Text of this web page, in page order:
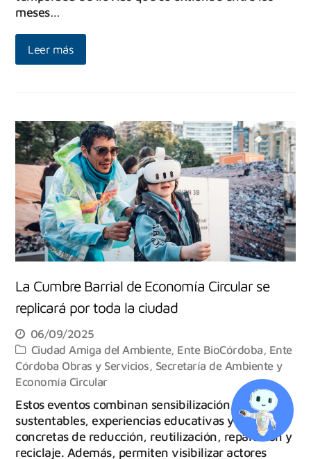
meses…
Leer más
La Cumbre Barrial de Economía Circular se
replicará por toda la ciudad
06/09/2025
Ciudad Amiga del Ambiente, Ente BioCórdoba, Ente
Córdoba Obras y Servicios, Secretaría de Ambiente y
Economía Circular
Estos eventos combinan sensibilización, prácticas
sustentables, experiencias educativas y acciones
concretas de reducción, reutilización, reparación y
reciclaje. Además, permiten visibilizar actores